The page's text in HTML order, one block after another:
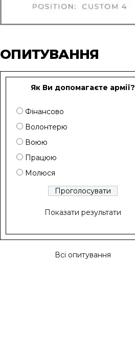
ОПИТУВАННЯ
Як Ви допомагаєте армії?
Фінансово
Волонтерю
Воюю
Працюю
Молюся
Показати результати
Всі опитування